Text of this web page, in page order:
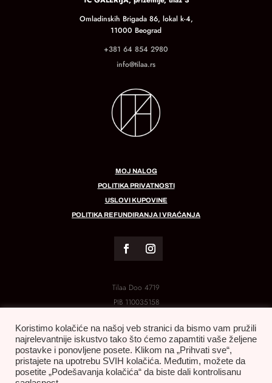
Omladinskih Brigada 86, lokal k-4,
11000 Beograd
+381 64 854 2980
info@tilaa.rs
MOJ NALOG
POLITIKA PRIVATNOSTI
USLOVI KUPOVINE
POLITIKA REFUNDIRANJA I VRAĆANJA
Tilaa Doo 4719
PIB 110035158
Koristimo kolačiće na našoj veb stranici da bismo vam pružili
najrelevantnije iskustvo tako što ćemo zapamtiti vaše željene
postavke i ponovljene posete. Klikom na „Prihvati sve“,
pristajete na upotrebu SVIH kolačića. Međutim, možete da
posetite „Podešavanja kolačića“ da biste dali kontrolisanu